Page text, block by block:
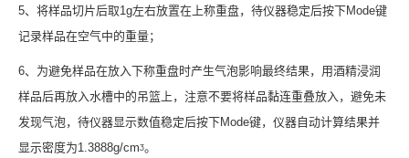
5、将样品切片后取1g左右放置在上称重盘，待仪器稳定后按下Mode键
记录样品在空气中的重量；
6、为避免样品在放入下称重盘时产生气泡影响最终结果，用酒精浸润
样品后再放入水槽中的吊篮上，注意不要将样品黏连重叠放入，避免未
发现气泡，待仪器显示数值稳定后按下Mode键，仪器自动计算结果并
显示密度为1.3888g/cmᶾ。